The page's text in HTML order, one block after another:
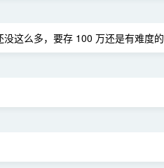
这么多，要存 100 万还是有难度的